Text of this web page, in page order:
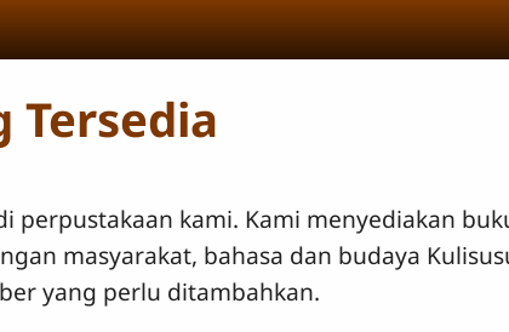
Tersedia
perpustakaan kami. Kami menyediakan
masyarakat, bahasa dan budaya
yang perlu ditambahkan.